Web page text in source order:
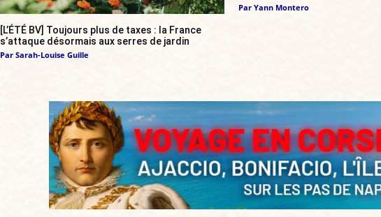
[L’ÉTÉ BV] Toujours plus de taxes : la France
s’attaque désormais aux serres de jardin
Par Sarah-Louise Guille
Par Yann Montero